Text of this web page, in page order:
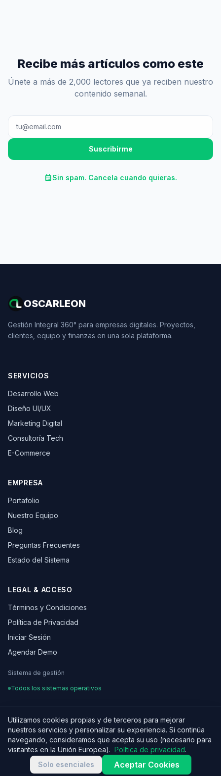
Recibe más artículos como este
Únete a más de 2,000 lectores que ya reciben nuestro
contenido semanal.
Suscribirme
calendar_monthSin spam. Cancela cuando quieras.
OSCARLEON
Gestión Integral 360° para empresas digitales. Proyectos,
clientes, equipo y finanzas en una sola plataforma.
SERVICIOS
Desarrollo Web
Diseño UI/UX
Marketing Digital
Consultoría Tech
E-Commerce
EMPRESA
Portafolio
Nuestro Equipo
Blog
Preguntas Frecuentes
Estado del Sistema
LEGAL & ACCESO
Términos y Condiciones
Política de Privacidad
Iniciar Sesión
Agendar Demo
Sistema de gestión
Todos los sistemas operativos
© 2026 OSCARLEON. Todos los derechos reservados.
Hecho con ♥ para equipos digitales en LATAM
¿Hablamos de tu proyecto?
Utilizamos cookies propias y de terceros para mejorar
nuestros servicios y personalizar su experiencia. Si continúa
navegando, consideramos que acepta su uso (necesario para
visitantes en la Unión Europea). Política de privacidad.
Solo esenciales
Aceptar Cookies